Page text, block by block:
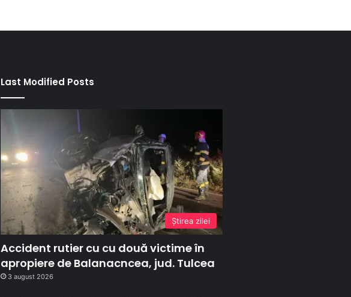
Last Modified Posts
Ştirea zilei
Accident rutier cu cu două victime în
apropiere de Balanacncea, jud. Tulcea
3 august 2026